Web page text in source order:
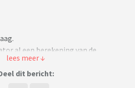
al een berekening van de
Deze zou mn man aan mij
wij daar verder over praten.
dit bericht: